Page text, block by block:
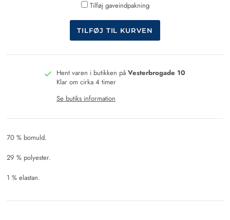
Tilføj gaveindpakning
Hent varen i butikken på Vesterbrogade 10
Klar om cirka 4 timer
Se butiks information
70 % bomuld.
29 % polyester.
1 % elastan.